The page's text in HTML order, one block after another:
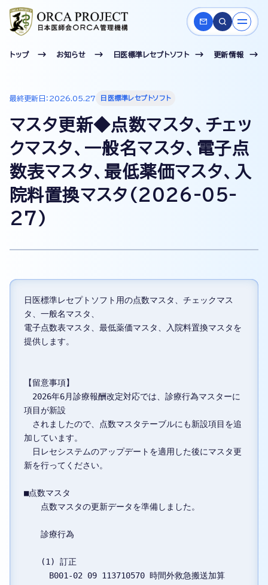
トップ お知らせ 日医標準レセプトソフト 更新情報
最終更新日：2026.05.27 日医標準レセプトソフト
マスタ更新◆点数マスタ、チェッ
クマスタ、一般名マスタ、電子点
数表マスタ、最低薬価マスタ、入
院料置換マスタ(2026-05-
27)
日医標準レセプトソフト用の点数マスタ、チェックマス
タ、一般名マスタ、
電子点数表マスタ、最低薬価マスタ、入院料置換マスタを
提供します。
【留意事項】
2026年6月診療報酬改定対応では、診療行為マスターに
項目が新設
されましたので、点数マスタテーブルにも新設項目を追
加しています。
日レセシステムのアップデートを適用した後にマスタ更
新を行ってください。
■点数マスタ
点数マスタの更新データを準備しました。
診療行為
(1) 訂正
B001-02 09 113710570 時間外救急搬送加算